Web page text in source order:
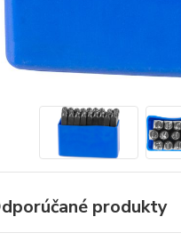
produkty